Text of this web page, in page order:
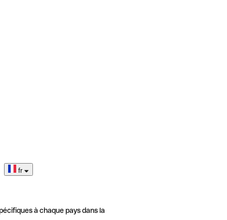
fr
à chaque pays dans la